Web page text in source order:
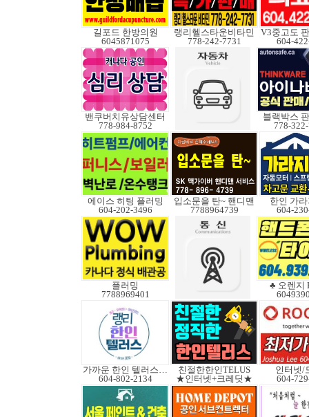
길포드 한방의원
6045871075
랭리헬스타운비타민
778-242-7731
604-
밴쿠버치유상담센터
778-984-8752
블랙박스
778-
에이스 히팅 플러밍
604-202-3496
입소문을 탄~ 핸디맨
7788964739
한인 가
604-
플러밍
7788969401
♣ 오렌지
가까운 한인 텔러스쿠도
604-802-2134
친절한한인TELUS
★인터넷+크레딧★
인터넷/
604-